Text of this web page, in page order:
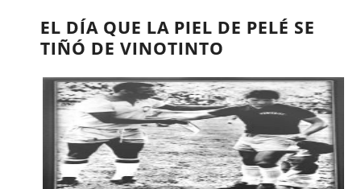
EL DÍA QUE LA PIEL DE PELÉ SE
TIÑÓ DE VINOTINTO